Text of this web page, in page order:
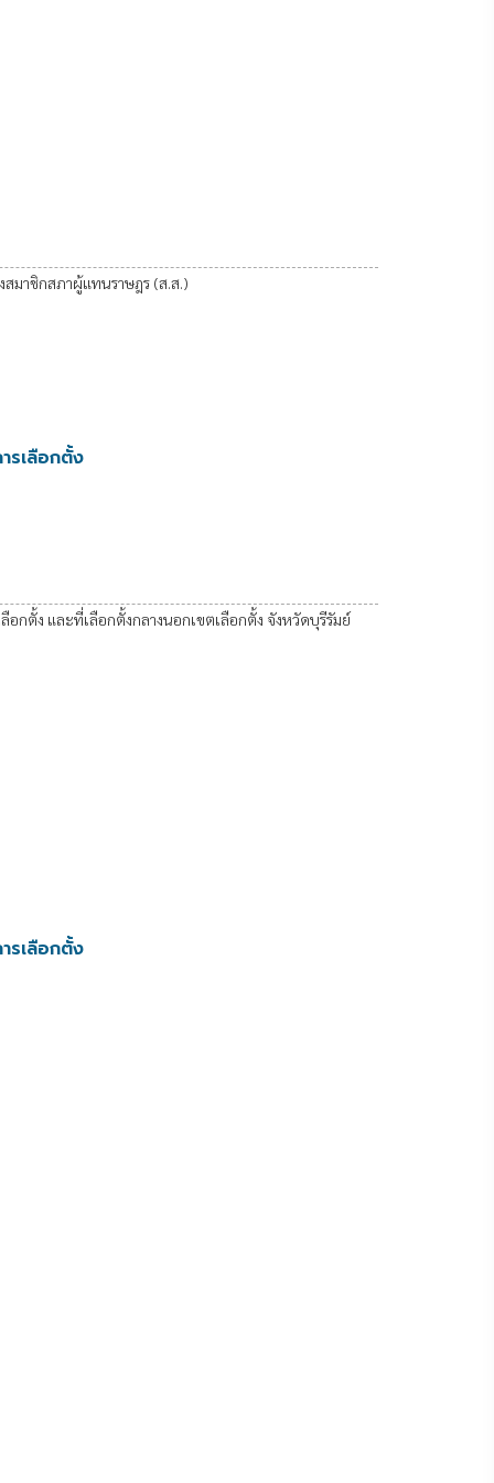
มาชิกสภาผู้แทนราษฎร (ส.ส.)
รเลือกตั้ง
อกตั้ง และที่เลือกตั้งกลางนอกเขตเลือกตั้ง จังหวัดบุรีรัมย์
รเลือกตั้ง